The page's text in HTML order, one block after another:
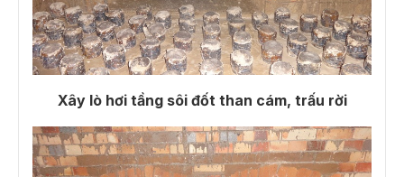
Xây lò hơi tầng sôi đốt than cám, trấu rời